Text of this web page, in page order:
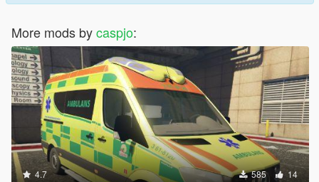
More mods bycaspjo:
4.7 585 14